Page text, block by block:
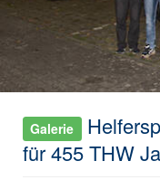
Galerie
für 455 THW